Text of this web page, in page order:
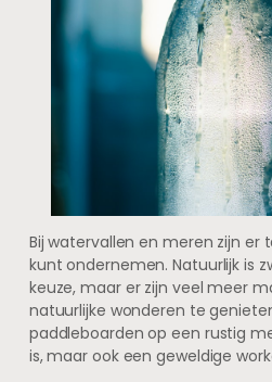
Bij watervallen en meren zijn er
kunt ondernemen. Natuurlijk is
keuze, maar er zijn veel meer
natuurlijke wonderen te
paddleboarden op een rustig
is, maar ook een geweldige